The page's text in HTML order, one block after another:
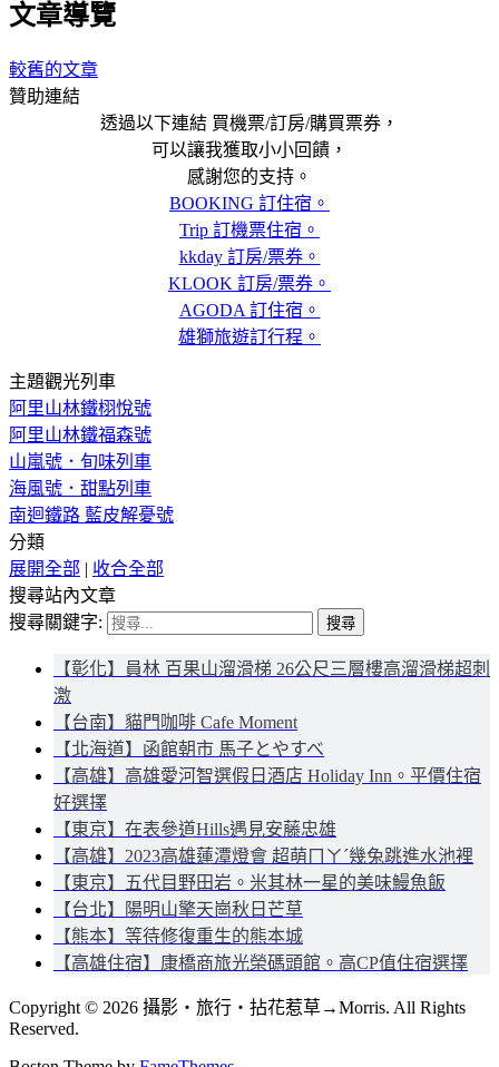
文章導覽
較舊的文章
贊助連結
透過以下連結 買機票/訂房/購買票券，
可以讓我獲取小小回饋，
感謝您的支持。
BOOKING 訂住宿。
Trip 訂機票住宿。
kkday 訂房/票券。
KLOOK 訂房/票券。
AGODA 訂住宿。
雄獅旅遊訂行程。
主題觀光列車
阿里山林鐵栩悅號
阿里山林鐵福森號
山嵐號．旬味列車
海風號．甜點列車
南迴鐵路 藍皮解憂號
分類
展開全部 | 收合全部
搜尋站內文章
搜尋關鍵字:
【彰化】員林 百果山溜滑梯 26公尺三層樓高溜滑梯超刺
激
【台南】貓門咖啡 Cafe Moment
【北海道】函館朝市 馬子とやすべ
【高雄】高雄愛河智選假日酒店 Holiday Inn。平價住宿
好選擇
【東京】在表參道Hills遇見安藤忠雄
【高雄】2023高雄蓮潭燈會 超萌ㄇㄚˊ幾兔跳進水池裡
【東京】五代目野田岩。米其林一星的美味鰻魚飯
【台北】陽明山擎天崗秋日芒草
【熊本】等待修復重生的熊本城
【高雄住宿】康橋商旅光榮碼頭館。高CP值住宿選擇
Copyright © 2026 攝影‧旅行‧拈花惹草→Morris. All Rights
Reserved.